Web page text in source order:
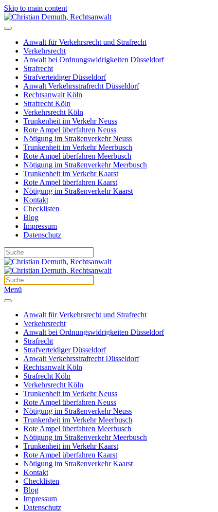
Skip to main content
Anwalt für Verkehrsrecht und Strafrecht
Verkehrsrecht
Anwalt bei Ordnungswidrigkeiten Düsseldorf
Strafrecht
Strafverteidiger Düsseldorf
Anwalt Verkehrsstrafrecht Düsseldorf
Rechtsanwalt Köln
Strafrecht Köln
Verkehrsrecht Köln
Trunkenheit im Verkehr Neuss
Rote Ampel überfahren Neuss
Nötigung im Straßenverkehr Neuss
Trunkenheit im Verkehr Meerbusch
Rote Ampel überfahren Meerbusch
Nötigung im Straßenverkehr Meerbusch
Trunkenheit im Verkehr Kaarst
Rote Ampel überfahren Kaarst
Nötigung im Straßenverkehr Kaarst
Kontakt
Checklisten
Blog
Impressum
Datenschutz
Menü
Anwalt für Verkehrsrecht und Strafrecht
Verkehrsrecht
Anwalt bei Ordnungswidrigkeiten Düsseldorf
Strafrecht
Strafverteidiger Düsseldorf
Anwalt Verkehrsstrafrecht Düsseldorf
Rechtsanwalt Köln
Strafrecht Köln
Verkehrsrecht Köln
Trunkenheit im Verkehr Neuss
Rote Ampel überfahren Neuss
Nötigung im Straßenverkehr Neuss
Trunkenheit im Verkehr Meerbusch
Rote Ampel überfahren Meerbusch
Nötigung im Straßenverkehr Meerbusch
Trunkenheit im Verkehr Kaarst
Rote Ampel überfahren Kaarst
Nötigung im Straßenverkehr Kaarst
Kontakt
Checklisten
Blog
Impressum
Datenschutz